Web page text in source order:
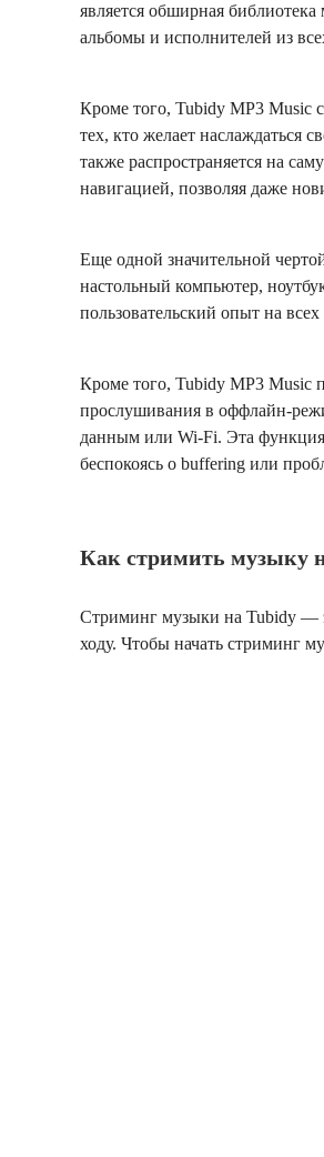
является обширная
альбомы и исполнителей из
Кроме того, Tubidy MP3 Music
тех, кто желает наслаждаться
также распространяется на
навигацией, позволяя даже
Еще одной значительной
настольный компьютер,
пользовательский опыт на
Кроме того, Tubidy MP3 Music
прослушивания в оффлайн-
данным или Wi-Fi. Эта функция
беспокоясь о buffering или
Как стримить музыку
Стриминг музыки на Tubidy —
ходу. Чтобы начать стриминг